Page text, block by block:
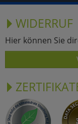
WIDERRUF
Hier können Sie